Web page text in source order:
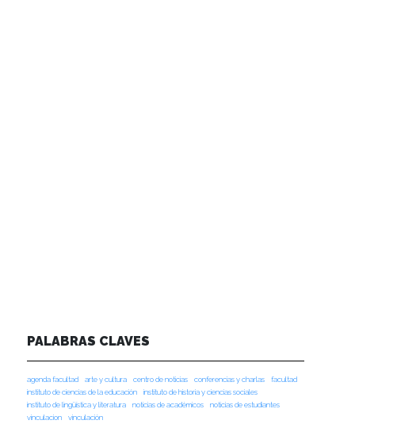
PALABRAS CLAVES
agenda facultad arte y cultura centro de noticias conferencias y charlas
facultad
instituto de ciencias de la educación
instituto de historia y ciencias sociales
instituto de lingüística y literatura
noticias de académicos
noticias de estudiantes
vinculacion
vinculación